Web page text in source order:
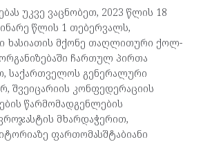
უკვე ვაცნობეთ, 2023 წლის 18
წლის 1 თებერვალს,
ხასიათის მქონე თაღლითური ქოლ-
ჩართულ პირთა
საქართველოს გენერალური
შვეიცარიის კონფედერაციის
წარმომადგენლების
მხარდაჭერით,
ფართომასშტაბიანი